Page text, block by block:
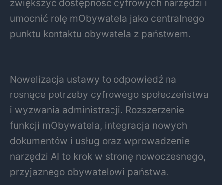
zwiększyć dostępność cyfrowych narzędzi i
umocnić rolę mObywatela jako centralnego
punktu kontaktu obywatela z państwem.
Nowelizacja ustawy to odpowiedź na
rosnące potrzeby cyfrowego społeczeństwa
i wyzwania administracji. Rozszerzenie
funkcji mObywatela, integracja nowych
dokumentów i usług oraz wprowadzenie
narzędzi AI to krok w stronę nowoczesnego,
przyjaznego obywatelowi państwa.